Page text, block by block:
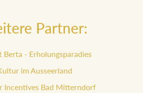
Partner:
Berta - Erholungsparadies
im Ausseerland
Incentives Bad Mitterndorf